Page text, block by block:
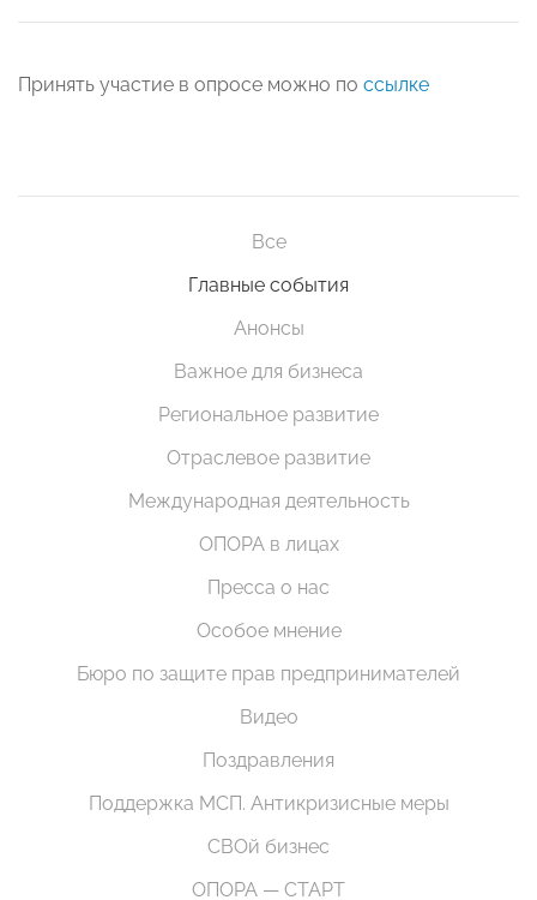
Принять участие в опросе можно по ссылке
Все
Главные события
Анонсы
Важное для бизнеса
Региональное развитие
Отраслевое развитие
Международная деятельность
ОПОРА в лицах
Пресса о нас
Особое мнение
Бюро по защите прав предпринимателей
Видео
Поздравления
Поддержка МСП. Антикризисные меры
СВОй бизнес
ОПОРА — СТАРТ